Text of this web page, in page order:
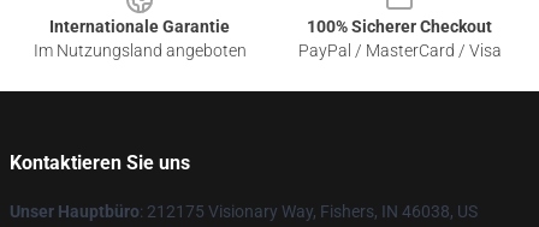
Internationale Garantie
Im Nutzungsland angeboten
100% Sicherer Checkout
PayPal / MasterCard / Visa
Kontaktieren Sie uns
Unser Hauptbüro: 212175 Visionary Way, Fishers, IN 46038, US